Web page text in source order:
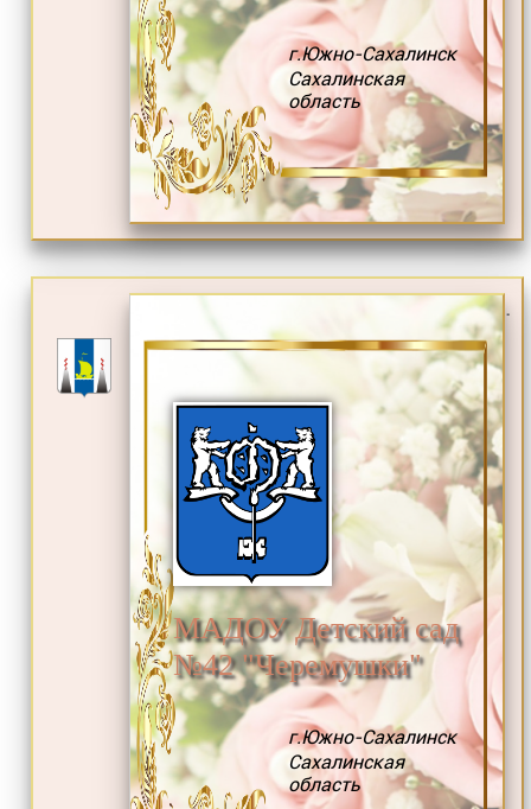
г.Южно-Сахалинск
Сахалинская
область
.
МАДОУ Детский сад
№42 "Черемушки"
г.Южно-Сахалинск
Сахалинская
область